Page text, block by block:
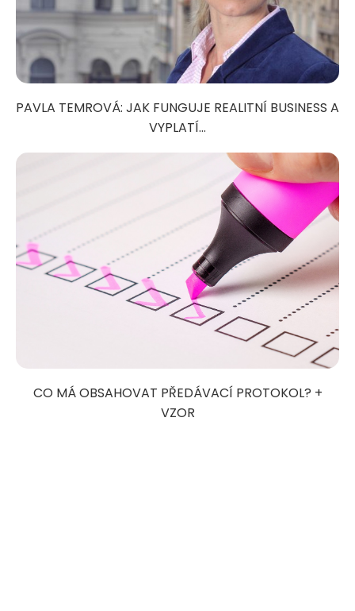
PAVLA TEMROVÁ: JAK FUNGUJE REALITNÍ BUSINESS A
VYPLATÍ...
CO MÁ OBSAHOVAT PŘEDÁVACÍ PROTOKOL? +
VZOR